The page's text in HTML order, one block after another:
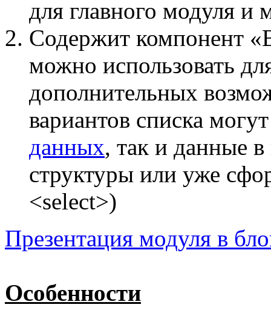
для главного модуля и
Содержит компонент
можно использовать
дополнительных
вариантов списка
данных, так и данные
структуры или уже
<select>)
Презентация модуля в
Особенности